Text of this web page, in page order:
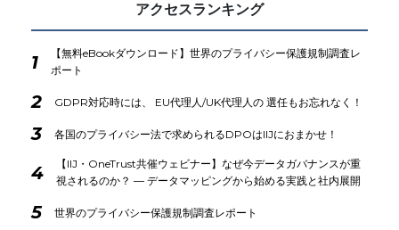
アクセスランキング
1
【無料eBookダウンロード】世界のプライバシー保護規制調査レ
ポート
2 GDPR対応時には、 EU代理人/UK代理人の 選任もお忘れなく！
3 各国のプライバシー法で求められるDPOはIIJにおまかせ！
4
【IIJ・OneTrust共催ウェビナー】なぜ今データガバナンスが重
視されるのか？ ― データマッピングから始める実践と社内展開
5 世界のプライバシー保護規制調査レポート